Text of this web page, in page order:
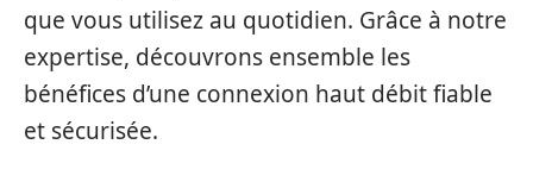
que vous utilisez au quotidien. Grâce à notre
expertise, découvrons ensemble les
bénéfices d’une connexion haut débit fiable
et sécurisée.